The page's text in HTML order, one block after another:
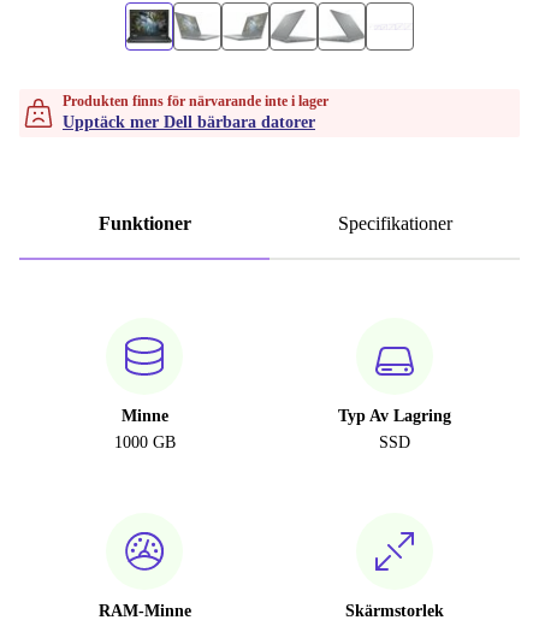
Produkten finns för närvarande inte i lager
Upptäck mer Dell bärbara datorer
Funktioner Specifikationer
Minne
1000 GB
Typ Av Lagring
SSD
RAM-Minne
Skärmstorlek